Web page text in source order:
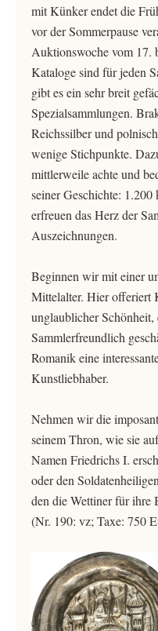
mit Künker endet die
vor der Sommerpause
Auktionswoche vom 17.
Kataloge sind für jeden
gibt es ein sehr breit
Spezialsammlungen.
Reichssilber und
wenige Stichpunkte.
mittlerweile achte und
seiner Geschichte:
erfreuen das Herz der
Auszeichnungen.
Beginnen wir mit einer
Mittelalter. Hier offeriert
unglaublicher Schönheit,
Sammlerfreundlich
Romanik eine
Kunstliebhaber.
Nehmen wir die
seinem Thron, wie sie
Namen Friedrichs I.
oder den
den die Wettiner für ihre
(Nr. 190: vz; Taxe: 750